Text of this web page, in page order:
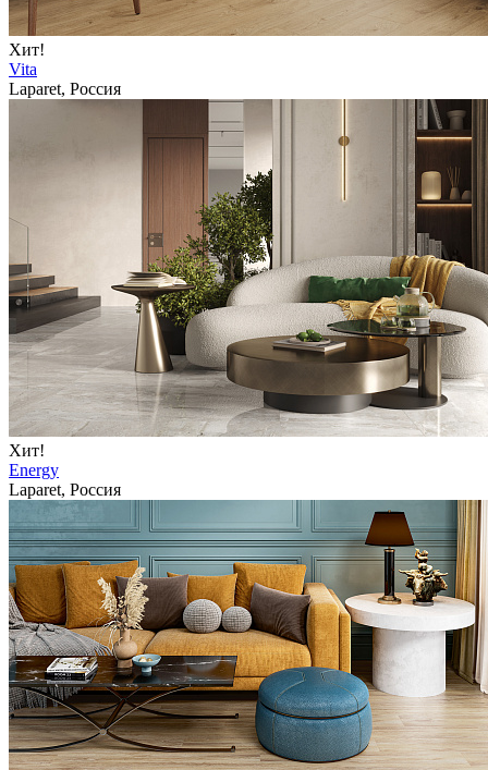
Хит!
Vita
Laparet, Россия
Хит!
Energy
Laparet, Россия